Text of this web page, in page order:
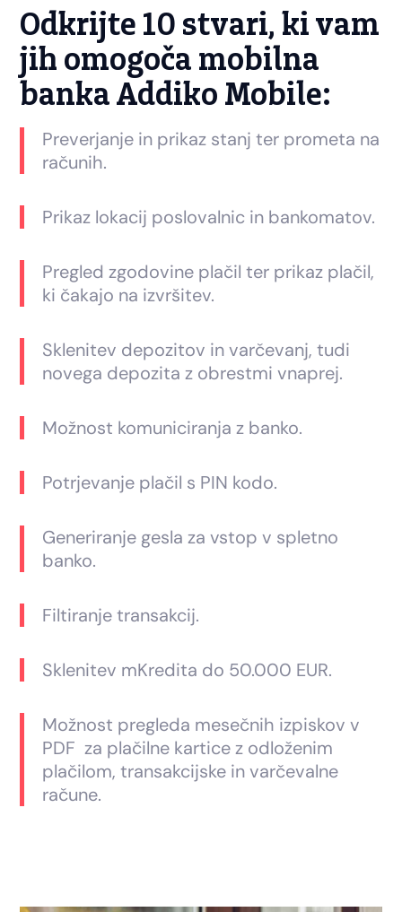
Odkrijte 10 stvari, ki vam
jih omogoča mobilna
banka Addiko Mobile:
Preverjanje in prikaz stanj ter prometa na
računih.
Prikaz lokacij poslovalnic in bankomatov.
Pregled zgodovine plačil ter prikaz plačil,
ki čakajo na izvršitev.
Sklenitev depozitov in varčevanj, tudi
novega depozita z obrestmi vnaprej.
Možnost komuniciranja z banko.
Potrjevanje plačil s PIN kodo.
Generiranje gesla za vstop v spletno
banko.
Filtiranje transakcij.
Sklenitev mKredita do 50.000 EUR.
Možnost pregleda mesečnih izpiskov v
PDF za plačilne kartice z odloženim
plačilom, transakcijske in varčevalne
račune.